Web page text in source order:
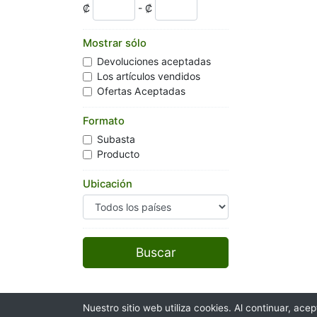
₡ - ₡
Mostrar sólo
Devoluciones aceptadas
Los artículos vendidos
Ofertas Aceptadas
Formato
Subasta
Producto
Ubicación
Nuestro sitio web utiliza cookies. Al continuar,